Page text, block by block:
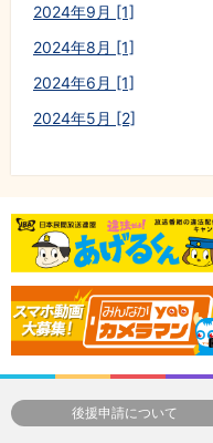
2024年9月 [1]
2024年8月 [1]
2024年6月 [1]
2024年5月 [2]
後援申請について